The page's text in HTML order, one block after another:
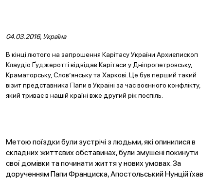
04.03.2016, Україна
В кінці лютого на запрошення Карітасу України Архиєпископ
Клаудіо Ґуджеротті відвідав Карітаси у Дніпропетровську,
Краматорську, Слов’янську та Харкові. Це був перший такий
візит представника Папи в Україні за час воєнного конфлікту,
який триває в нашій країні вже другий рік поспіль.
Метою поїздки були зустрічі з людьми, які опинилися в
складних життєвих обставинах, були змушені покинути
свої домівки та починати життя у нових умовах. За
дорученнямПапи Франциска, Апостольський Нунцій їхав